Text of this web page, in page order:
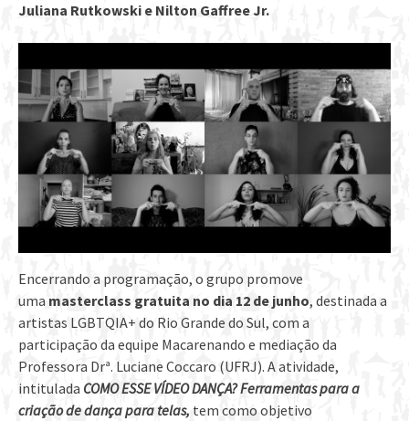
Juliana Rutkowski e Nilton Gaffree Jr.
Encerrando a programação, o grupo promove
uma masterclass gratuita no dia 12 de junho, destinada a
artistas LGBTQIA+ do Rio Grande do Sul, com a
participação da equipe Macarenando e mediação da
Professora Drª. Luciane Coccaro (UFRJ). A atividade,
intitulada COMO ESSE VÍDEO DANÇA? Ferramentas para a
criação de dança para telas, tem como objetivo